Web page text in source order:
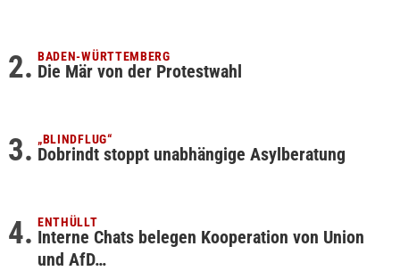
BADEN-WÜRTTEMBERG
Die Mär von der Protestwahl
„BLINDFLUG“
Dobrindt stoppt unabhängige Asylberatung
ENTHÜLLT
Interne Chats belegen Kooperation von Union
und AfD…